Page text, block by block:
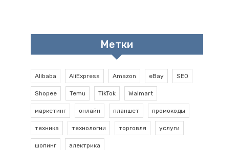
Метки
Alibaba AliExpress Amazon eBay SEO
Shopee Temu TikTok Walmart
маркетинг онлайн планшет промокоды
техника технологии торговля услуги
шопинг электрика